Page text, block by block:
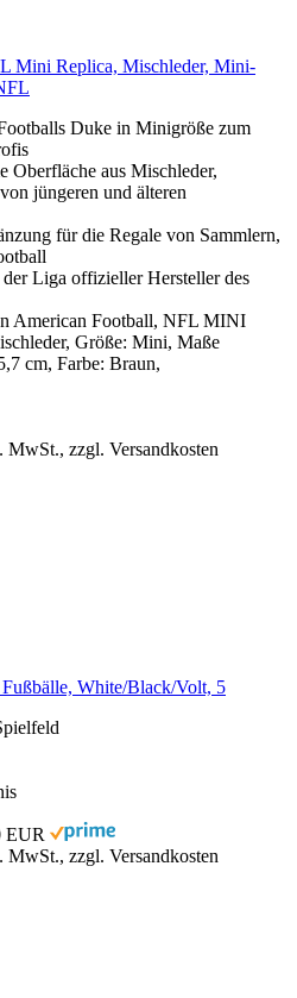
Mini Replica, Mischleder, Mini-
Duke in Minigröße zum
Oberfläche aus Mischleder,
jüngeren und älteren
für die Regale von Sammlern,
Liga offizieller Hersteller des
American Football, NFL MINI
Größe: Mini, Maße
cm, Farbe: Braun,
MwSt., zzgl. Versandkosten
White/Black/Volt, 5
EUR
MwSt., zzgl. Versandkosten